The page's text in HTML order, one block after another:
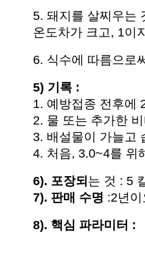
5. 돼지를 살찌우는
온도차가 크고, 1이
6. 식수에 따름으로
5) 기록 :
1. 예방접종 전후에
2. 물 또는 추가한
3. 배설물이 가늘고
4. 처음, 3.0~4를 위
6). 포장되 는 것 : 5
7). 판매 수명 :2년이
8). 핵심 파라미터 :